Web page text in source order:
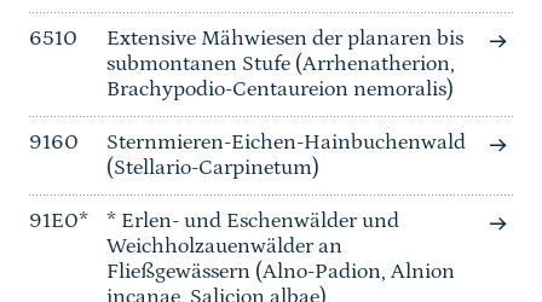
6510
Extensive Mähwiesen der planaren bis
submontanen Stufe (Arrhenatherion,
Brachypodio-Centaureion nemoralis)
9160
Sternmieren-Eichen-Hainbuchenwald
(Stellario-Carpinetum)
91E0*
* Erlen- und Eschenwälder und
Weichholzauenwälder an
Fließgewässern (Alno-Padion, Alnion